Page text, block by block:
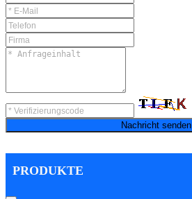
Nachricht senden
PRODUKTE